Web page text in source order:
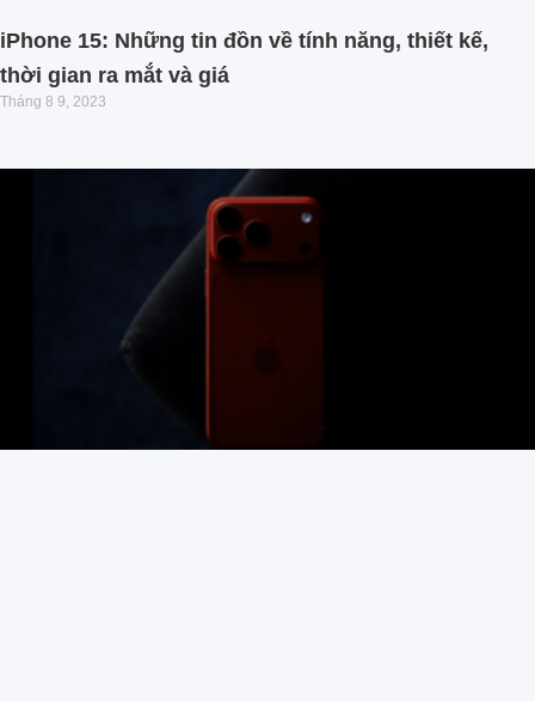
iPhone 15: Những tin đồn về tính năng, thiết kế,
thời gian ra mắt và giá
Tháng 8 9, 2023